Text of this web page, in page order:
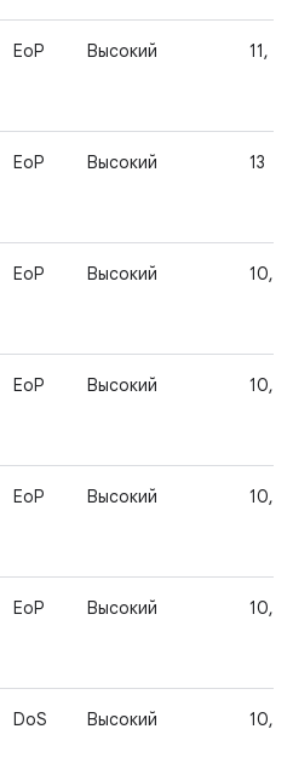
EoP Высокий 11,
EoP Высокий 13
EoP Высокий 10,
EoP Высокий 10,
EoP Высокий 10,
EoP Высокий 10,
DoS Высокий 10,